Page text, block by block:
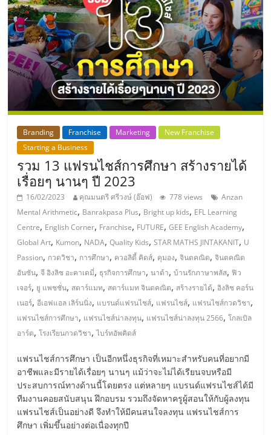
ลงทุน
และ
ขยาย
สา
ขา
แฟ
รน
ไชส์,
ศูนย์
รวม
แฟ
รน
ไชส์
Branding Franchise Marketing
New Franchise
Starting a Business
รวม 13 แฟรนไชส์การศึกษา สร้างรายได้
เรื่อยๆ นานๆ ปี 2023
16/02/2023 คุณมนตรี ศรีวงษ์ (อ๊อฟ) 778 views
Anzan
Mental Arithmetic, Banrakpasa Plus, Bright up kids, EFL Learning
Centre, English Corner, Franchise, FUTURE,GEE English Academy,
Global Art, Kumon, NADA,Quality Kids,STAR MATHS JINTAKANIT, U
Passion, กวดวิชา, การศึกษา, ควอลิตี้ คิดส์, คุมอง,จินตคณิต,จินตคณิต
อันซัน,จี อิงลิช อะคาเดมี่, ธุรกิจการศึกษา,นาด้า,บ้านรักภาษาพลัส,ฟิว
เจอร์, ยู แพชชั่น, สตาร์แมท, สตาร์แมท จินตคณิต, สร้างรายได้,อิงลิช คอร์น
เนอร์,อีเอฟแอล เลิร์นนิ่ง, แบรนด์แฟรนไชส์, แฟรนไชส์, แฟรนไชส์กวดวิชา,
แฟรนไชส์การศึกษา, แฟรนไชส์น่าลงทุน, แฟรนไชส์น่าลงทุน 2566,โกลเบิล
อาร์ต,โรงเรียนกวดวิชา,ไบร์ทอัพคิดส์
แฟรนไชส์การศึกษา เป็นอีกหนึ่งธุรกิจที่เหมาะสำหรับคนที่อยากมี
อาชีพและมีรายได้เรื่อยๆ นานๆ แม้ว่าจะไม่ได้เรียนจบหรือมี
ประสบการณ์ทางด้านนี้โดยตรง แต่หลายๆ แบรนด์แฟรนไชส์ได้มี
ทีมงานคอยสนับสนุน ฝึกอบรม รวมถึงจัดหาครูผู้สอนให้กับผู้ลงทุน
แฟรนไชส์เป็นอย่างดี จึงทำให้มีคนสนใจลงทุน แฟรนไชส์การ
ศึกษา เพิ่มขึ้นอย่างต่อเนื่องทุกปี